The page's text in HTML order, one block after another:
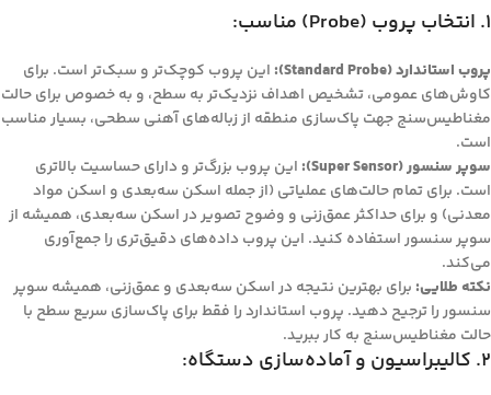
1. انتخاب پروب (Probe) مناسب:
پروب استاندارد (Standard Probe):
این پروب کوچک‌تر و سبک‌تر است. برای
کاوش‌های عمومی، تشخیص اهداف نزدیک‌تر به سطح، و به خصوص برای حالت
مغناطیس‌سنج جهت پاک‌سازی منطقه از زباله‌های آهنی سطحی، بسیار مناسب
است.
سوپر سنسور (Super Sensor):
این پروب بزرگ‌تر و دارای حساسیت بالاتری
است. برای تمام حالت‌های عملیاتی (از جمله اسکن سه‌بعدی و اسکن مواد
معدنی) و برای حداکثر عمق‌زنی و وضوح تصویر در اسکن سه‌بعدی، همیشه از
سوپر سنسور استفاده کنید. این پروب داده‌های دقیق‌تری را جمع‌آوری
می‌کند.
نکته طلایی: برای بهترین نتیجه در اسکن سه‌بعدی و عمق‌زنی، همیشه سوپر
سنسور را ترجیح دهید. پروب استاندارد را فقط برای پاک‌سازی سریع سطح با
حالت مغناطیس‌سنج به کار ببرید.
2. کالیبراسیون و آماده‌سازی دستگاه: